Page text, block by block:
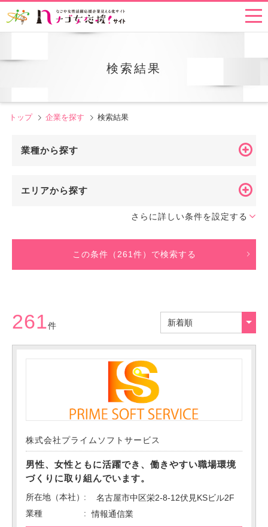
検索結果
トップ 企業を探す 検索結果
業種から探す
エリアから探す
さらに詳しい条件を設定する
この条件（261件）で検索する
261件 新着順
株式会社プライムソフトサービス
男性、女性ともに活躍でき、働きやすい職場環境
づくりに取り組んでいます。
所在地（本社）
名古屋市中区栄2-8-12伏見KSビル2F
業種
情報通信業